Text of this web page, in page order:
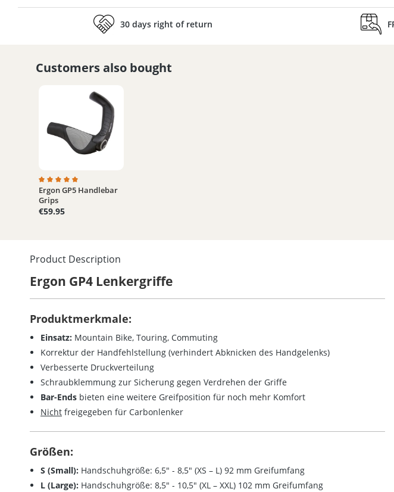
30 days right of return
Customers also bought
Average rating of 5 out of 5 stars
Ergon GP5 Handlebar
Grips
€59.95
Product Description
Ergon GP4 Lenkergriffe
Produktmerkmale:
Einsatz: Mountain Bike, Touring, Commuting
Korrektur der Handfehlstellung (verhindert Abknicken des Handgelenks)
Verbesserte Druckverteilung
Schraubklemmung zur Sicherung gegen Verdrehen der Griffe
Bar-Ends bieten eine weitere Greifposition für noch mehr Komfort
Nicht freigegeben für Carbonlenker
Größen:
S (Small): Handschuhgröße: 6,5" - 8,5" (XS – L) 92 mm Greifumfang
L (Large): Handschuhgröße: 8,5" - 10,5" (XL – XXL) 102 mm Greifumfang